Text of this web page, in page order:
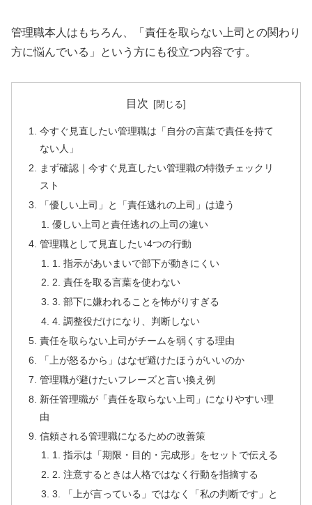
管理職本人はもちろん、「責任を取らない上司との関わり
方に悩んでいる」という方にも役立つ内容です。
目次
今すぐ見直したい管理職は「自分の言葉で責任を持て
ない人」
まず確認｜今すぐ見直したい管理職の特徴チェックリ
スト
「優しい上司」と「責任逃れの上司」は違う
優しい上司と責任逃れの上司の違い
管理職として見直したい4つの行動
1. 指示があいまいで部下が動きにくい
2. 責任を取る言葉を使わない
3. 部下に嫌われることを怖がりすぎる
4. 調整役だけになり、判断しない
責任を取らない上司がチームを弱くする理由
「上が怒るから」はなぜ避けたほうがいいのか
管理職が避けたいフレーズと言い換え例
新任管理職が「責任を取らない上司」になりやすい理
由
信頼される管理職になるための改善策
1. 指示は「期限・目的・完成形」をセットで伝える
2. 注意するときは人格ではなく行動を指摘する
3. 「上が言っている」ではなく「私の判断です」と